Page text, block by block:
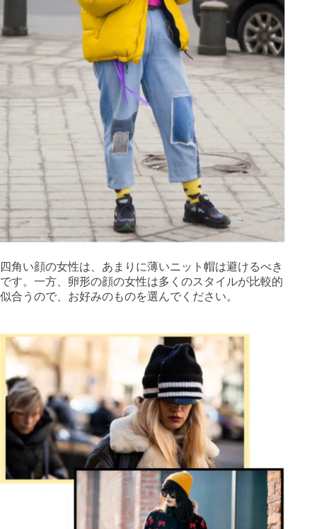
四角い顔の女性は、あまりに薄いニット帽は避けるべき
です。一方、卵形の顔の女性は多くのスタイルが比較的
似合うので、お好みのものを選んでください。